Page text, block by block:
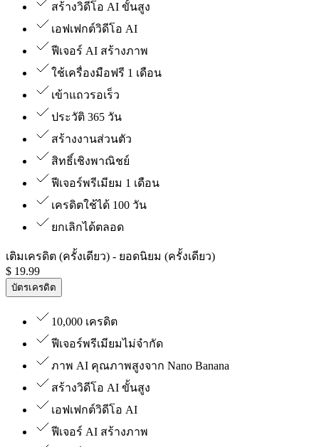
สร้างวิดีโอ AI ขั้นสูง
เอฟเฟกต์วิดีโอ AI
ฟีเจอร์ AI สร้างภาพ
ใช้เครื่องมือฟรี 1 เดือน
เข้าแถวรอเร็ว
ประวัติ 365 วัน
สร้างงานส่วนตัว
สิทธิ์เชิงพาณิชย์
ฟีเจอร์พรีเมียม 1 เดือน
เครดิตใช้ได้ 100 วัน
ยกเลิกได้ตลอด
เติมเครดิต (ครั้งเดียว) - ยอดนิยม (ครั้งเดียว)
$ 19.99
บัตรเครดิต
10,000 เครดิต
ฟีเจอร์พรีเมียมไม่จำกัด
ภาพ AI คุณภาพสูงจาก Nano Banana
สร้างวิดีโอ AI ขั้นสูง
เอฟเฟกต์วิดีโอ AI
ฟีเจอร์ AI สร้างภาพ